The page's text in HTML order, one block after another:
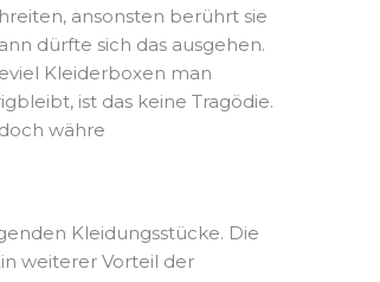
ansonsten berührt sie
dürfte sich das ausgehen.
Kleiderboxen man
ist das keine Tragödie.
währe
Kleidungsstücke. Die
weiterer Vorteil der